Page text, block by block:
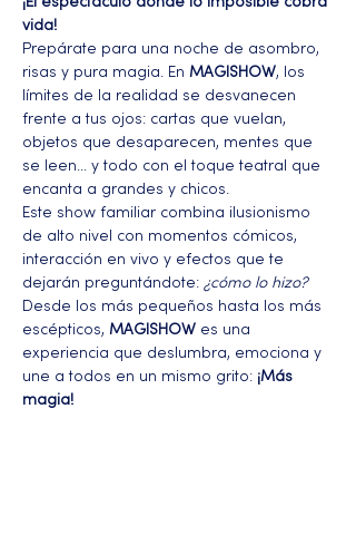
vida!
Prepárate para una noche de asombro,
risas y pura magia. En MAGISHOW, los
límites de la realidad se desvanecen
frente a tus ojos: cartas que vuelan,
objetos que desaparecen, mentes que
se leen… y todo con el toque teatral que
encanta a grandes y chicos.
Este show familiar combina ilusionismo
de alto nivel con momentos cómicos,
interacción en vivo y efectos que te
dejarán preguntándote: ¿cómo lo hizo?
Desde los más pequeños hasta los más
escépticos, MAGISHOW es una
experiencia que deslumbra, emociona y
une a todos en un mismo grito: ¡Más
magia!